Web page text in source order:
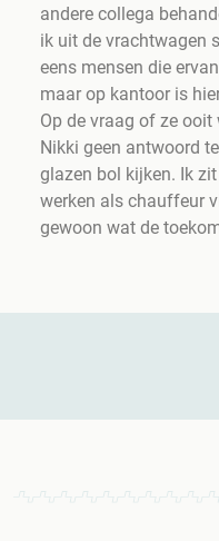
andere collega
ik uit de vrachtwagen
eens mensen die
maar op kantoor is
Op de vraag of ze
Nikki geen antwoord
glazen bol kijken. Ik
werken als chauffeur
gewoon wat de